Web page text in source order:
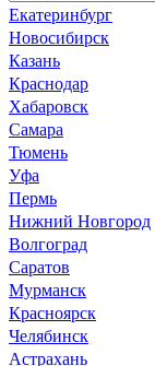
Екатеринбург
Новосибирск
Казань
Краснодар
Хабаровск
Самара
Тюмень
Уфа
Пермь
Нижний Новгород
Волгоград
Саратов
Мурманск
Красноярск
Челябинск
Астрахань